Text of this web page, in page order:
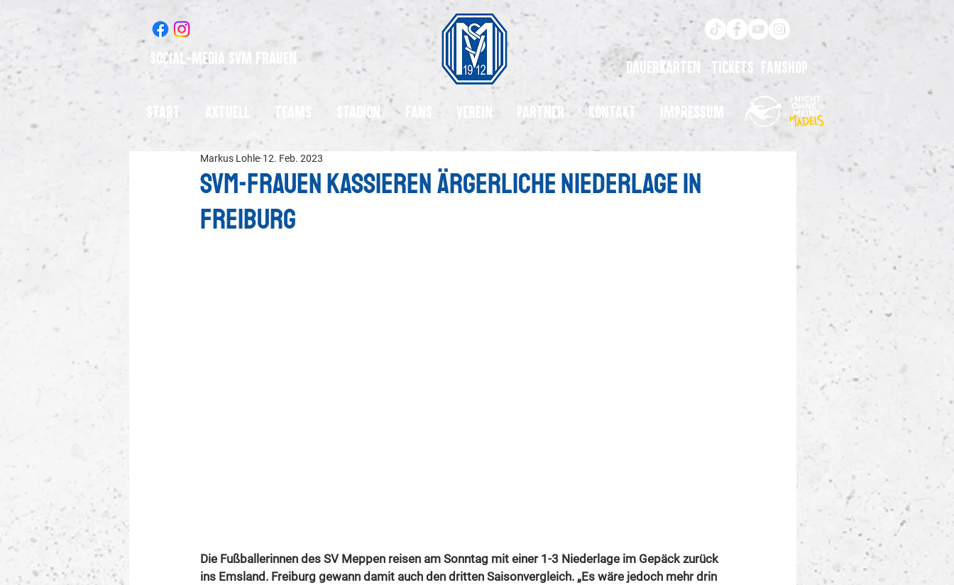
Social-Media SVM Frauen
Start Teams Stadion Verein Partner Kontakt Impressum
dauerkarten Tickets Fanshop
SVM-Frauen kassieren ärgerliche Niederlage in
Freiburg
Markus Lohle 12. Feb. 2023
Die Fußballerinnen des SV Meppen reisen am Sonntag mit einer 1-3 Niederlage im Gepäck zurück
ins Emsland. Freiburg gewann damit auch den dritten Saisonvergleich. „Es wäre jedoch mehr drin